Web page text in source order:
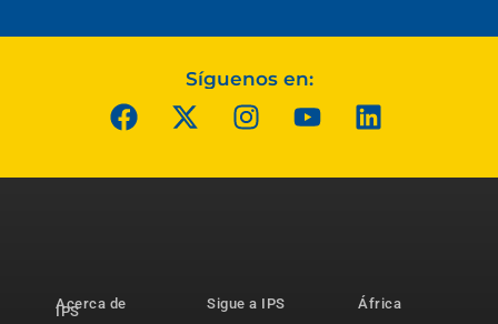
Síguenos en:
Acerca de
IPS
Sigue a IPS
África